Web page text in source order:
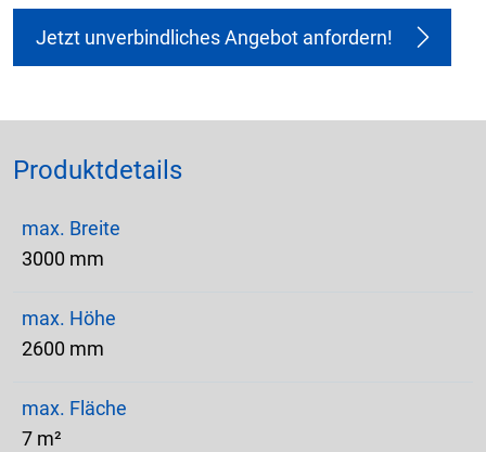
Jetzt unverbindliches Angebot anfordern!
Produktdetails
max. Breite
3000 mm
max. Höhe
2600 mm
max. Fläche
7 m²